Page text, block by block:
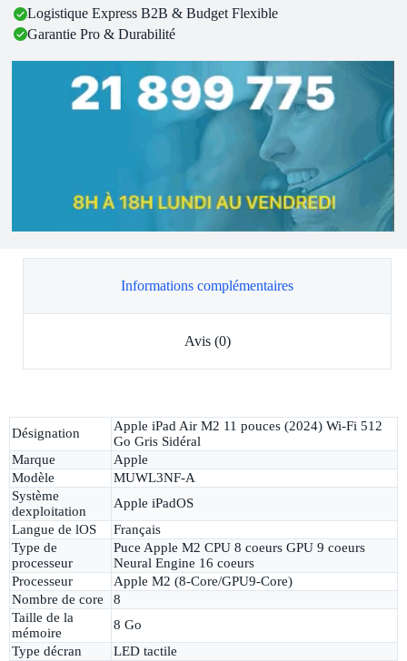
Logistique Express B2B & Budget Flexible
Garantie Pro & Durabilité
Informations complémentaires
Avis (0)
Désignation
Apple iPad Air M2 11 pouces (2024) Wi-Fi 512
Go Gris Sidéral
Marque
Apple
Modèle
MUWL3NF-A
Système
dexploitation
Apple iPadOS
Langue de lOS
Français
Type de
processeur
Puce Apple M2 CPU 8 coeurs GPU 9 coeurs
Neural Engine 16 coeurs
Processeur
Apple M2 (8-Core/GPU9-Core)
Nombre de core
8
Taille de la
mémoire
8 Go
Type décran
LED tactile